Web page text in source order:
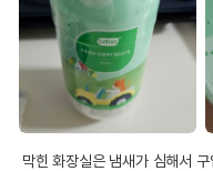
막힌 화장실은 냄새가 심해서 구